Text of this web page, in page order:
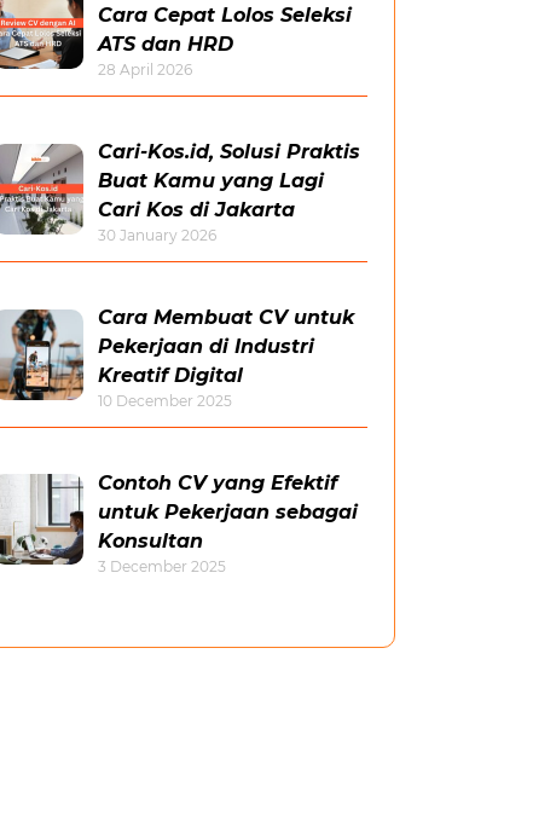
Cara Cepat Lolos Seleksi
ATS dan HRD
28 April 2026
Cari-Kos.id, Solusi Praktis
Buat Kamu yang Lagi
Cari Kos di Jakarta
30 January 2026
Cara Membuat CV untuk
Pekerjaan di Industri
Kreatif Digital
10 December 2025
Contoh CV yang Efektif
untuk Pekerjaan sebagai
Konsultan
3 December 2025